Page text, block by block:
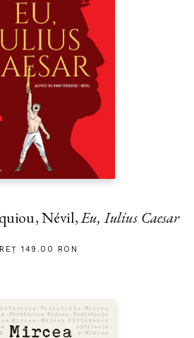
Névil,Eu, Iulius Caesar
149.00 RON